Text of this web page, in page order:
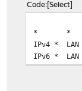
Code Select
* *
IPv4 *
IPv6 *